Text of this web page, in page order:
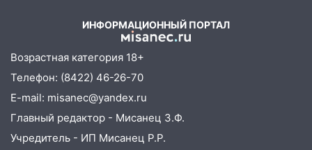
ИНФОРМАЦИОННЫЙ ПОРТАЛ
Возрастная категория 18+
Телефон: (8422) 46-26-70
E-mail: misanec@yandex.ru
Главный редактор - Мисанец З.Ф.
Учредитель - ИП Мисанец Р.Р.